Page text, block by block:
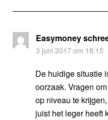
Easymoney
3 juni 2017 om 18:15
De huidige situatie
oorzaak. Vragen
op niveau te
juist het leger heeft